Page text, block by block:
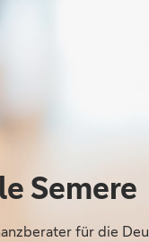
Semere
für die